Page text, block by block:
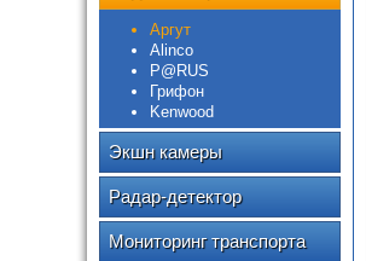
Аргут
Alinco
P@RUS
Грифон
Kenwood
Экшн камеры
Радар-детектор
Мониторинг транспорта